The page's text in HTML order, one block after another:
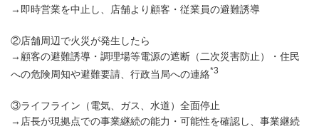
→即時営業を中止し、店舗より顧客・従業員の避難誘導
②店舗周辺で火災が発生したら
→顧客の避難誘導・調理場等電源の遮断（二次災害防止）・住民
への危険周知や避難要請、行政当局への連絡*3
③ライフライン（電気、ガス、水道）全面停止
→店長が現拠点での事業継続の能力・可能性を確認し、事業継続